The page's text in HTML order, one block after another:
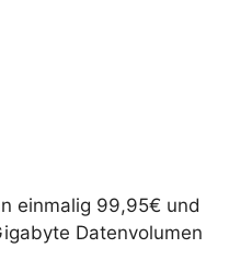
einmalig 99,95€ und
Datenvolumen